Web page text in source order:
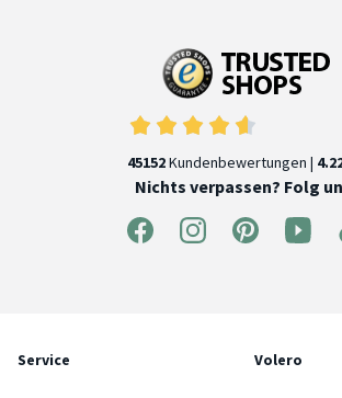
45152Kundenbewertungen |
Nichts verpassen? Folg
Service Volero